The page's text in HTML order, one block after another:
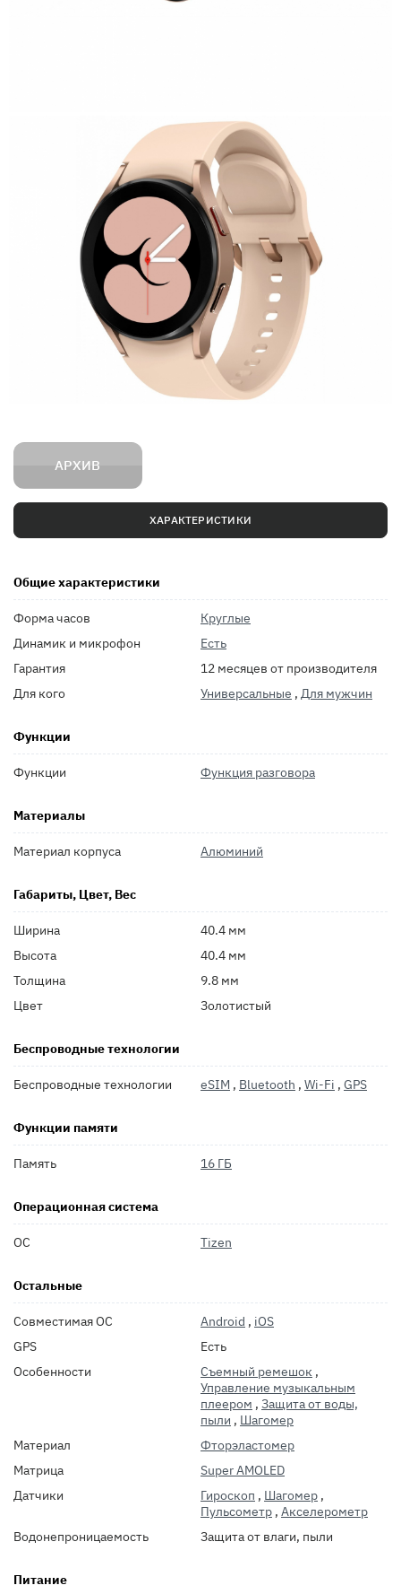
АРХИВ
ХАРАКТЕРИСТИКИ
Общие характеристики
Форма часов
Круглые
Динамик и микрофон
Есть
Гарантия
12 месяцев от производителя
Для кого
Универсальные , Для мужчин
Функции
Функции Функция разговора
Материалы
Материал корпуса Алюминий
Габариты, Цвет, Вес
Ширина
40.4 мм
Высота
40.4 мм
Толщина
9.8 мм
Цвет
Золотистый
Беспроводные технологии
Беспроводные технологии eSIM , Bluetooth , Wi-Fi , GPS
Функции памяти
Память 16 ГБ
Операционная система
ОС Tizen
Остальные
Совместимая ОС Android , iOS
GPS
Есть
Особенности
Съемный ремешок ,
Управление музыкальным
плеером , Защита от воды,
пыли , Шагомер
Материал
Фторэластомер
Матрица
Super AMOLED
Датчики
Гироскоп , Шагомер ,
Пульсометр , Акселерометр
Водонепроницаемость
Защита от влаги, пыли
Питание